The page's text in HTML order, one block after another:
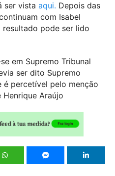
ser vista aqui. Depois das
com Isabel
resultado pode ser lido
em Supremo Tribunal
ser dito Supremo
é percetível pelo menção
Araújo